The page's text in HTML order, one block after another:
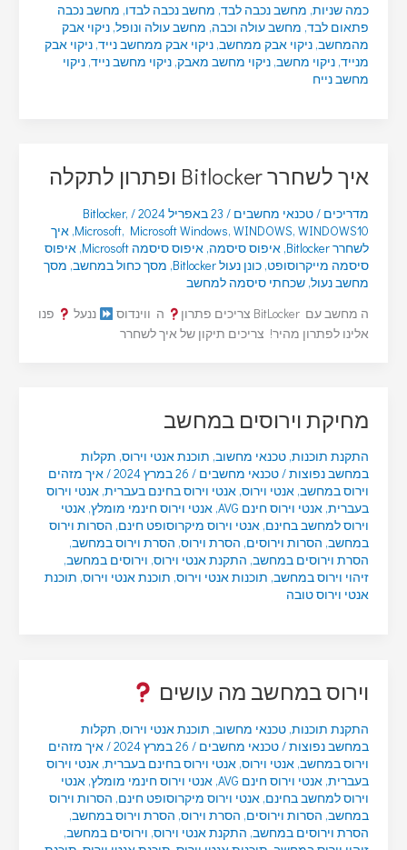
כמה שניות, מחשב נכבה לבד, מחשב נכבה לבדו, מחשב נכבה
פתאום לבד, מחשב עולה וכבה, מחשב עולה ונופל, ניקוי אבק
מהמחשב, ניקוי אבק ממחשב, ניקוי אבק ממחשב נייד, ניקוי אבק
מנייד, ניקוי מחשב, ניקוי מחשב מאבק, ניקוי מחשב נייד, ניקוי
מחשב נייח
איך לשחרר Bitlocker ופתרון לתקלה
מדריכים / טכנאי מחשבים / 23 באפריל 2024 /
Bitlocker,
Microsoft, Microsoft Windows,WINDOWS,WINDOWS10
, איך
לשחרר Bitlocker
, איפוס סיסמה, איפוס סיסמה Microsoft , איפוס
סיסמה מייקרוסופט, כונן נעול Bitlocker , מסך כחול במחשב, מסך
מחשב נעול, שכחתי סיסמה למחשב
ה מחשב עם BitLocker צריכים פתרון
ה ווינדוס ננעל
פנו
אלינו לפתרון מהיר! צריכים תיקון של איך לשחרר
מחיקת וירוסים במחשב
התקנת תוכנות, טכנאי מחשוב, תוכנת אנטי וירוס, תקלות
במחשב נפוצות/טכנאי מחשבים / 26 במרץ 2024 /איך מזהים
וירוס במחשב, אנטי וירוס, אנטי וירוס בחינם בעברית, אנטי וירוס
בעברית, אנטי וירוס חינם AVG , אנטי וירוס חינמי מומלץ, אנטי
וירוס למחשב בחינם, אנטי וירוס מיקרוסופט חינם, הסרות וירוס
במחשב, הסרות וירוסים, הסרת וירוס, הסרת וירוס במחשב,
הסרת וירוסים במחשב, התקנת אנטי וירוס, וירוסים במחשב,
זיהוי וירוס במחשב, תוכנות אנטי וירוס, תוכנת אנטי וירוס, תוכנת
אנטי וירוס טובה
וירוס במחשב מה עושים
התקנת תוכנות, טכנאי מחשוב, תוכנת אנטי וירוס, תקלות
במחשב נפוצות/טכנאי מחשבים / 26 במרץ 2024 /איך מזהים
וירוס במחשב, אנטי וירוס, אנטי וירוס בחינם בעברית, אנטי וירוס
בעברית, אנטי וירוס חינם AVG , אנטי וירוס חינמי מומלץ, אנטי
וירוס למחשב בחינם, אנטי וירוס מיקרוסופט חינם, הסרות וירוס
במחשב, הסרות וירוסים, הסרת וירוס, הסרת וירוס במחשב,
הסרת וירוסים במחשב, התקנת אנטי וירוס, וירוסים במחשב,